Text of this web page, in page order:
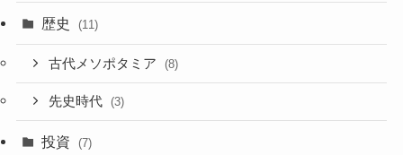
歴史 (11)
古代メソポタミア (8)
先史時代 (3)
投資 (7)